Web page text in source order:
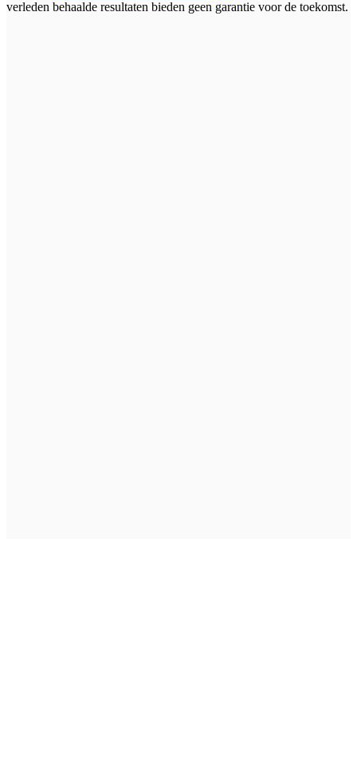
verleden behaalde resultaten bieden geen garantie voor de toekomst.